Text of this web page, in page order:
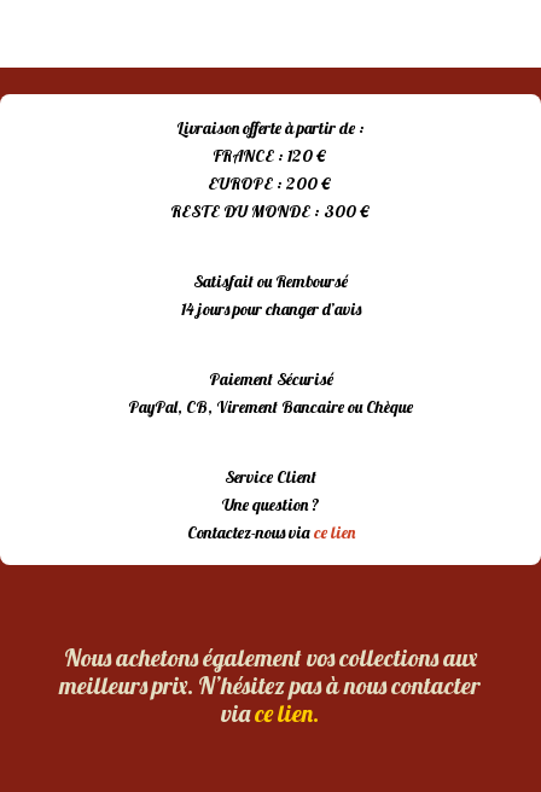
Livraison offerte à partir de :
FRANCE : 120 €
EUROPE : 200 €
RESTE DU MONDE : 300 €
Satisfait ou Remboursé
14 jours pour changer d’avis
Paiement Sécurisé
PayPal, CB, Virement Bancaire ou Chèque
Service Client
Une question ?
Contactez-nous viace lien
Nous achetons également vos collections aux
meilleurs prix. N’hésitez pas à nous contacter
viace lien.